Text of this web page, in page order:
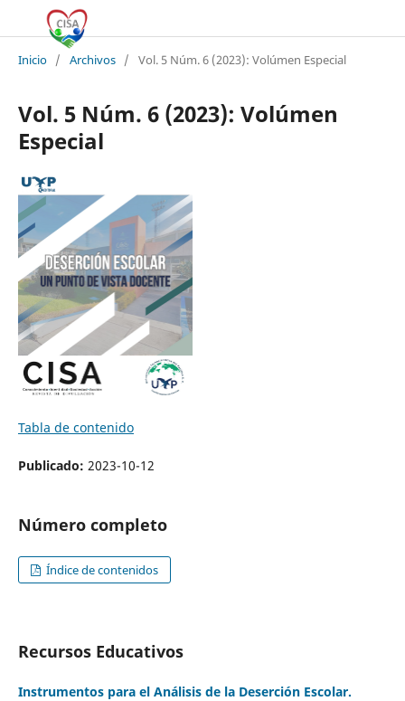
Inicio / Archivos / Vol. 5 Núm. 6 (2023): Volúmen Especial
Vol. 5 Núm. 6 (2023): Volúmen
Especial
Tabla de contenido
Publicado: 2023-10-12
Número completo
Índice de contenidos
Recursos Educativos
Instrumentos para el Análisis de la Deserción Escolar.